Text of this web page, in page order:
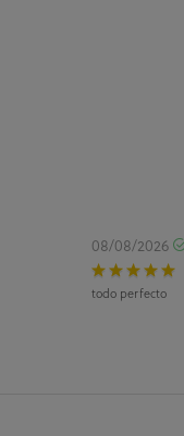
08/08/2026
todo perfecto